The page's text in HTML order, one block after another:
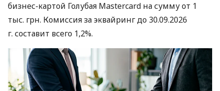
бизнес-картой Голубая Mastercard на сумму от 1
тыс. грн. Комиссия за эквайринг до 30.09.2026
г. составит всего 1,2%.